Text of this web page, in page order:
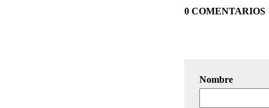
0 COMENTARIOS
Nombre